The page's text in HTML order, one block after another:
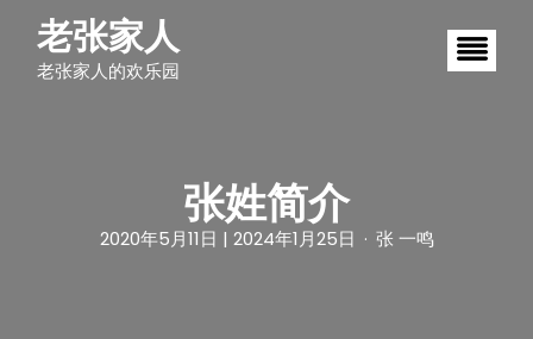
老张家人
老张家人的欢乐园
张姓简介
2020年5月11日 | 2024年1月25日 张 一鸣